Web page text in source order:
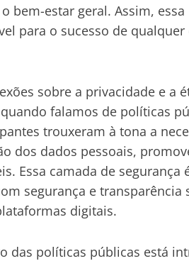
bem-estar geral. Assim,
para o sucesso de qualquer
sobre a privacidade e a
falamos de políticas
trouxeram à tona a
dos dados pessoais,
Essa camada de segurança
segurança e transparência
digitais.
das políticas públicas está